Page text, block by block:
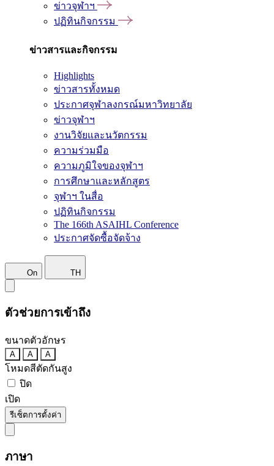
ข่าวจุฬาฯ
ปฏิทินกิจกรรม
ข่าวสารและกิจกรรม
Highlights
ข่าวสารทั้งหมด
ประกาศจุฬาลงกรณ์มหาวิทยาลัย
ข่าวจุฬาฯ
งานวิจัยและนวัตกรรม
ความร่วมมือ
ความภูมิใจของจุฬาฯ
การศึกษาและหลักสูตร
จุฬาฯ ในสื่อ
ปฏิทินกิจกรรม
The 166th ASAIHL Conference
ประกาศจัดซื้อจัดจ้าง
On TH
ตัวช่วยการเข้าถึง
ขนาดตัวอักษร
A A A
โหมดสีตัดกันสูง
ปิด
เปิด
รีเซ็ตการตั้งค่า
ภาษา